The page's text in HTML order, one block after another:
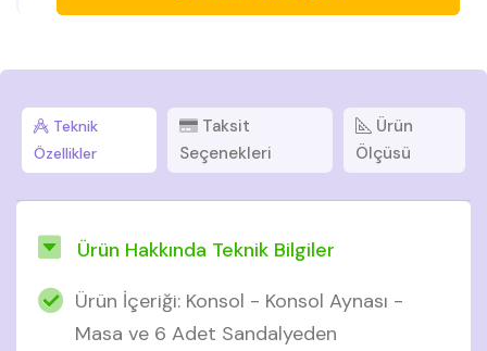
Teknik
Özellikler
Taksit
Seçenekleri
Ürün
Ölçüsü
Ürün Hakkında Teknik Bilgiler
Ürün İçeriği: Konsol - Konsol Aynası -
Masa ve 6 Adet Sandalyeden